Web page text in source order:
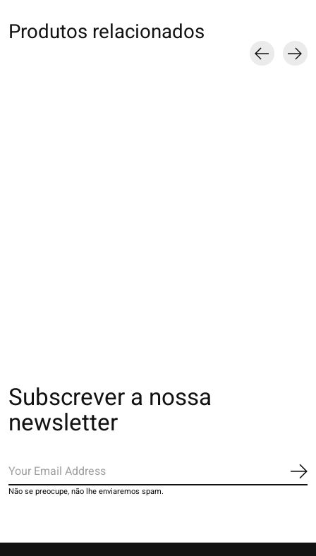
Produtos relacionados
Subscrever a nossa
newsletter
Não se preocupe, não lhe enviaremos spam.